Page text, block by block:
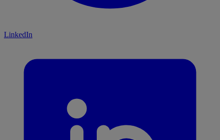
LinkedIn